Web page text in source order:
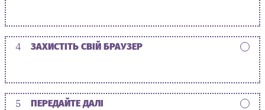
4 ЗАХИСТІТЬ СВІЙ БРАУЗЕР
5 ПЕРЕДАЙТЕ ДАЛІ